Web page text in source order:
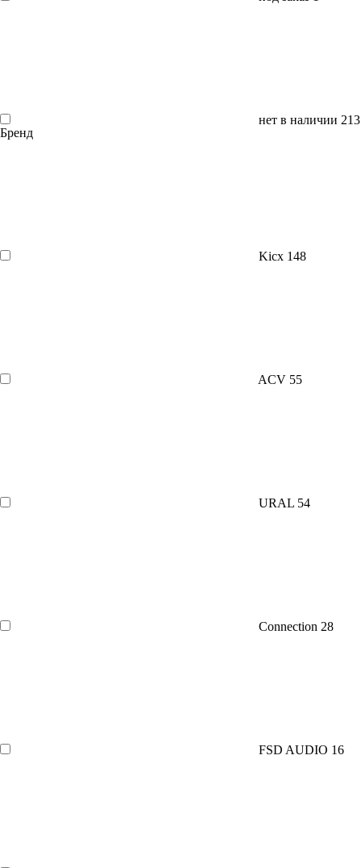
нет в наличии 213
Бренд
Kicx 148
ACV 55
URAL 54
Connection 28
FSD AUDIO 16